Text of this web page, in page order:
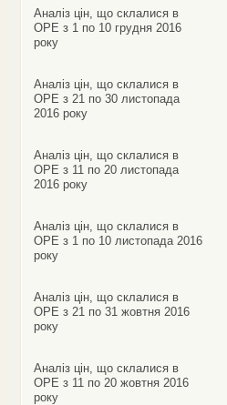
Аналіз цін, що склалися в
ОРЕ з 1 по 10 грудня 2016
року
Аналіз цін, що склалися в
ОРЕ з 21 по 30 листопада
2016 року
Аналіз цін, що склалися в
ОРЕ з 11 по 20 листопада
2016 року
Аналіз цін, що склалися в
ОРЕ з 1 по 10 листопада 2016
року
Аналіз цін, що склалися в
ОРЕ з 21 по 31 жовтня 2016
року
Аналіз цін, що склалися в
ОРЕ з 11 по 20 жовтня 2016
року